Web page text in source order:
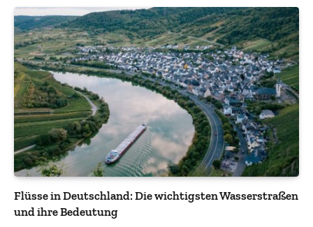
Flüsse in Deutschland: Die wichtigsten Wasserstraßen
und ihre Bedeutung